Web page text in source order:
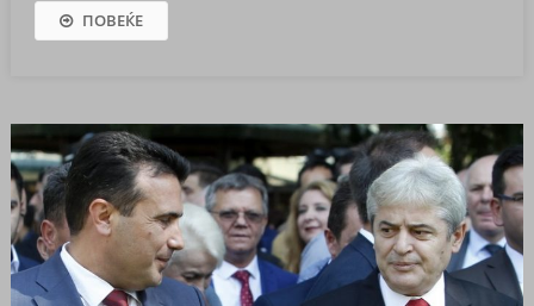
ПОВЕЌЕ